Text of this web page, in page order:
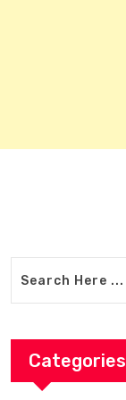
Categories